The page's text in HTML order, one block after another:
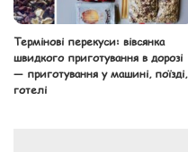
Термінові перекуси: вівсянка
швидкого приготування в дорозі
— приготування у машині, поїзді,
готелі